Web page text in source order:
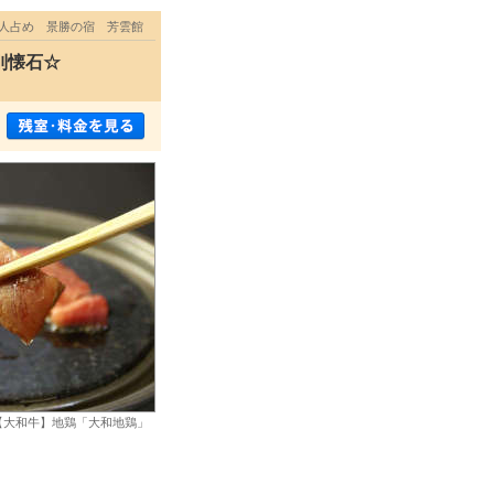
人占め 景勝の宿 芳雲館
懐石☆
和牛】地鶏「大和地鶏」